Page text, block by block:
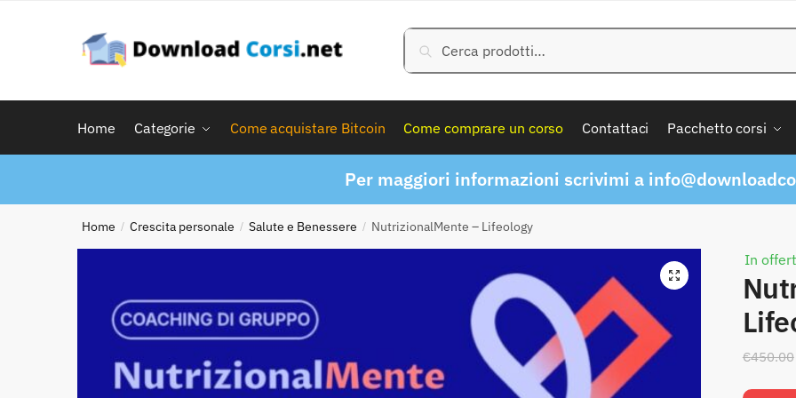
Cerca:
Cerca
Home Categorie Come acquistare Bitcoin Come comprare un corso Contattaci Pacchetto corsi
Per maggiori informazioni scrivimi a
Home / Crescita personale / Salute e Benessere / NutrizionalMente – Lifeology
In
€450.00